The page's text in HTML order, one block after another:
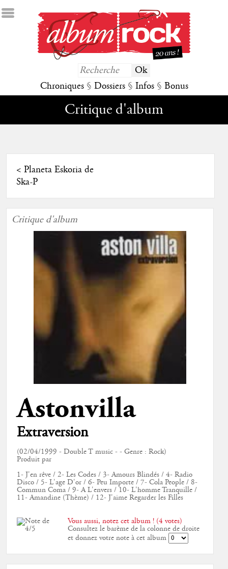
Chroniques § Dossiers § Infos § Bonus
Critique d'album
< Planeta Eskoria de
Ska-P
Critique d'album
Astonvilla
Extraversion
(02/04/1999 - Double T music - - Genre : Rock)
Produit par
1- J'en rêve / 2- Les Codes / 3- Amours Blindés / 4- Radio
Disco / 5- L'age D'or / 6- Peu Importe / 7- Cola People / 8-
Commun Coma / 9- A L'envers / 10- L'homme Tranquille /
11- Amandine (Thème) / 12- J'aime Regarder les Filles
Vous aussi, notez cet album ! (4 votes)
Consultez le barème de la colonne de droite
et donnez votre note à cet album